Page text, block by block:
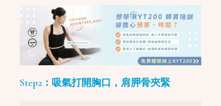
Step2：吸氣打開胸口，肩胛骨夾緊